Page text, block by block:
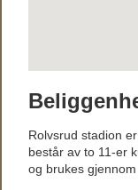
Rolvsrud stadion
består av to 11-er
og brukes